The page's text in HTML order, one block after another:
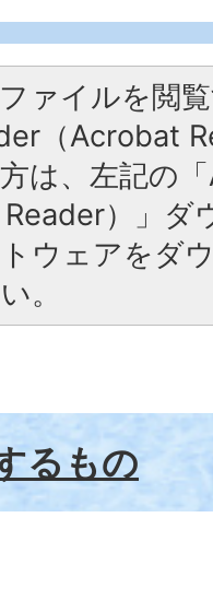
ァイルを閲
（Acrobat
は、左記の
）」ダ
ウェアをダ
。
るもの